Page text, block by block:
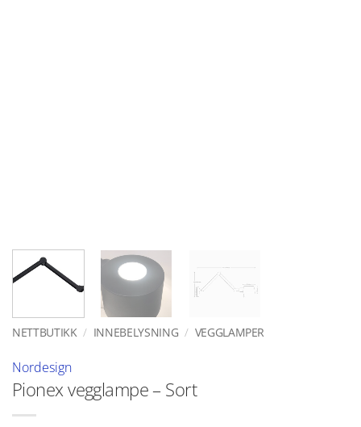
NETTBUTIKK / INNEBELYSNING / VEGGLAMPER
Nordesign
Pionex vegglampe – Sort